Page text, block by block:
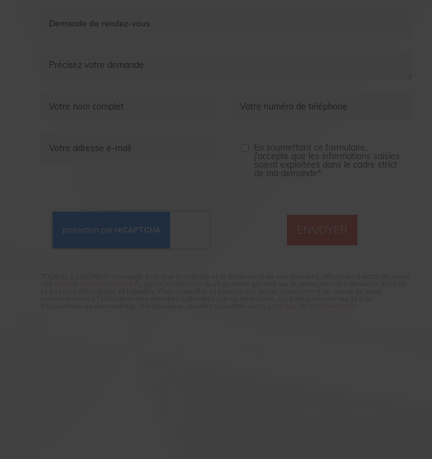
En soumettant ce formulaire,
j'accepte que les informations saisies
soient exploitées dans le cadre strict
de ma demande*